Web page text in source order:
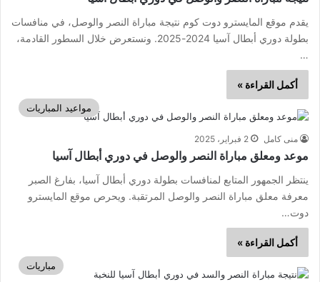
يقدم موقع المايسترو دوت كوم نتيجة مباراة النصر والوصل، في منافسات
بطولة دوري أبطال آسيا 2024-2025. ونستعرض خلال السطور القادمة،
…
أكمل القراءة »
مواعيد المباريات
منى كامل 2 فبراير، 2025
موعد ومعلق مباراة النصر والوصل في دوري أبطال آسيا
ينتظر الجمهور المتابع لمنافسات بطولة دوري أبطال آسيا، بفارغ الصبر
معرفة معلق مباراة النصر والوصل المرتقبة. ويحرص موقع المايسترو
دوت…
أكمل القراءة »
مباريات